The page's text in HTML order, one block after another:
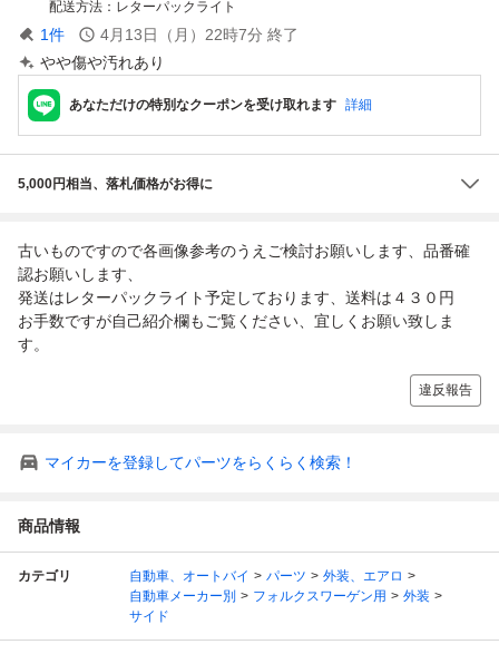
配送方法
レターパックライト
1件 4月13日（月）22時7分 終了
やや傷や汚れあり
あなただけの特別なクーポンを受け取れます 詳細
5,000円相当、落札価格がお得に
古いものですので各画像参考のうえご検討お願いします、品番確
認お願いします、
発送はレターパックライト予定しております、送料は４３０円
お手数ですが自己紹介欄もご覧ください、宜しくお願い致しま
す。
違反報告
マイカーを登録してパーツをらくらく検索！
商品情報
カテゴリ 自動車、オートバイ パーツ
外装、エアロ
自動車メーカー別
フォルクスワーゲン用
外装
サイド